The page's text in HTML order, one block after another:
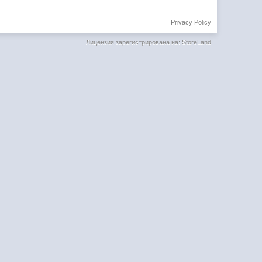
Privacy Policy
Лицензия зарегистрирована на: StoreLand